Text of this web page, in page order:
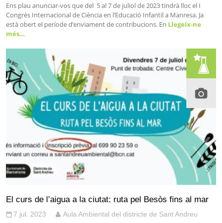
Ens plau anunciar-vos que del 5 al 7 de juliol de 2023 tindrà lloc el I
Congrés Internacional de Ciència en l’Educació Infantil a Manresa. Ja
està obert el període d’enviament de contribucions. En Llegeix-ne
més…
El curs de l’aigua a la ciutat: ruta pel Besòs fins al mar
7 jul. 2023 Aula Ambiental del districte de Sant Andreu